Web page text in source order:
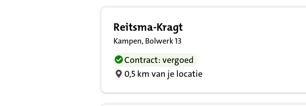
Reitsma-Kragt
Kampen, Bolwerk 13
Contract: vergoed
0,5 km van je locatie